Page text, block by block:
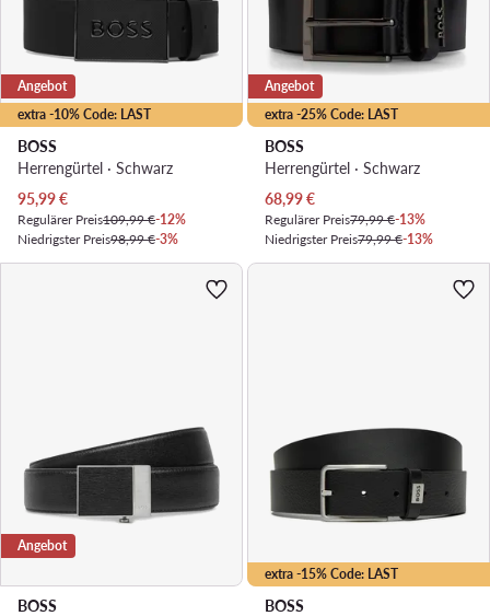
extra -10% Code: LAST
Angebot
BOSS
Herrengürtel · Schwarz
Aktueller Preis
95,99€
Regulärer Preis109,99 €-12%
Niedrigster Preis98,99 €-3%
extra -25% Code: LAST
Angebot
BOSS
Herrengürtel · Schwarz
Aktueller Preis
68,99€
Regulärer Preis79,99 €-13%
Niedrigster Preis79,99 €-13%
Angebot
BOSS
extra -15% Code: LAST
BOSS